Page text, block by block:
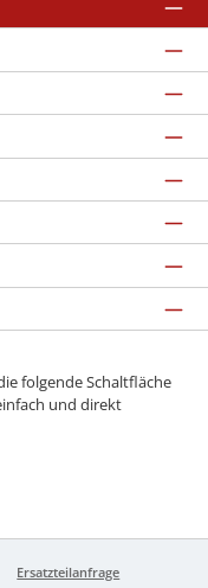
folgende Schaltfläche
und direkt
Ersatzteilanfrage